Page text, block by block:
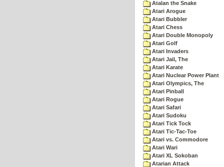
Atalan the Snake
Atari Arogue
Atari Bubbler
Atari Chess
Atari Double Monopoly
Atari Golf
Atari Invaders
Atari Jail, The
Atari Karate
Atari Nuclear Power Plant
Atari Olympics, The
Atari Pinball
Atari Rogue
Atari Safari
Atari Sudoku
Atari Tick Tock
Atari Tic-Tac-Toe
Atari vs. Commodore
Atari Wari
Atari XL Sokoban
Atarian Attack